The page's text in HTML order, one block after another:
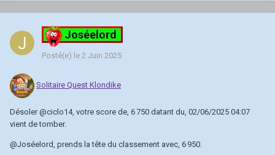
Joséelord
Posté(e) le 2 Juin 2025
Solitaire Quest Klondike
Désoler@ciclo14, votre score de, 6 750 datant du, 02/06/2025 04:07
vient de tomber.
@Joséelord , prends la tête du classement avec, 6 950.